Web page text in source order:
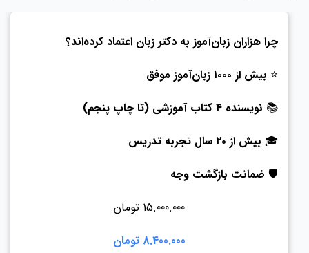
چرا هزاران زبان‌آموز به دکتر زبان اعتماد کرده‌اند؟
⭐️ بیش از ۱۰۰۰ زبان‌آموز موفق
📚 نویسنده ۴ کتاب آموزشی (تا چاپ پنجم)
🎓 بیش از ۲۰ سال تجربه تدریس
🛡️ ضمانت بازگشت وجه
15.000.000 تومان
8.400.000 تومان